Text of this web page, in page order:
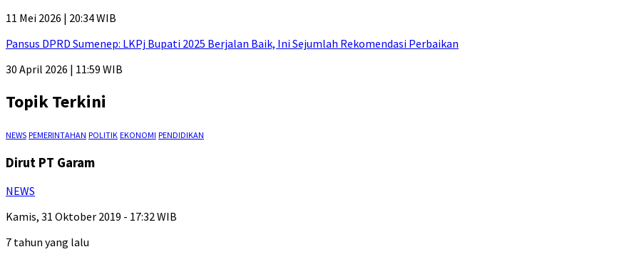
11 Mei 2026 | 20:34 WIB
Pansus DPRD Sumenep: LKPj Bupati 2025 Berjalan Baik, Ini Sejumlah Rekomendasi Perbaikan
30 April 2026 | 11:59 WIB
Topik Terkini
NEWS PEMERINTAHAN POLITIK EKONOMI PENDIDIKAN
Dirut PT Garam
NEWS
Kamis, 31 Oktober 2019 - 17:32 WIB
7 tahun yang lalu